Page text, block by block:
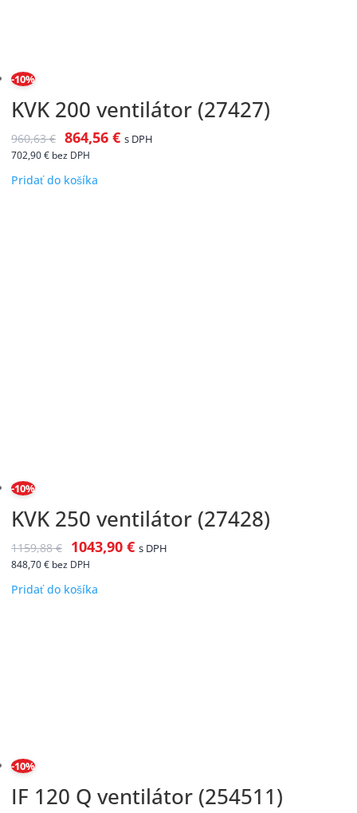
-10%
KVK 200 ventilátor (27427)
960,63€ 864,56 € s DPH
702,90€ bez DPH
Pridať do košíka
-10%
KVK 250 ventilátor (27428)
1159,88€ 1043,90 € s DPH
848,70€ bez DPH
Pridať do košíka
-10%
IF 120 Q ventilátor (254511)